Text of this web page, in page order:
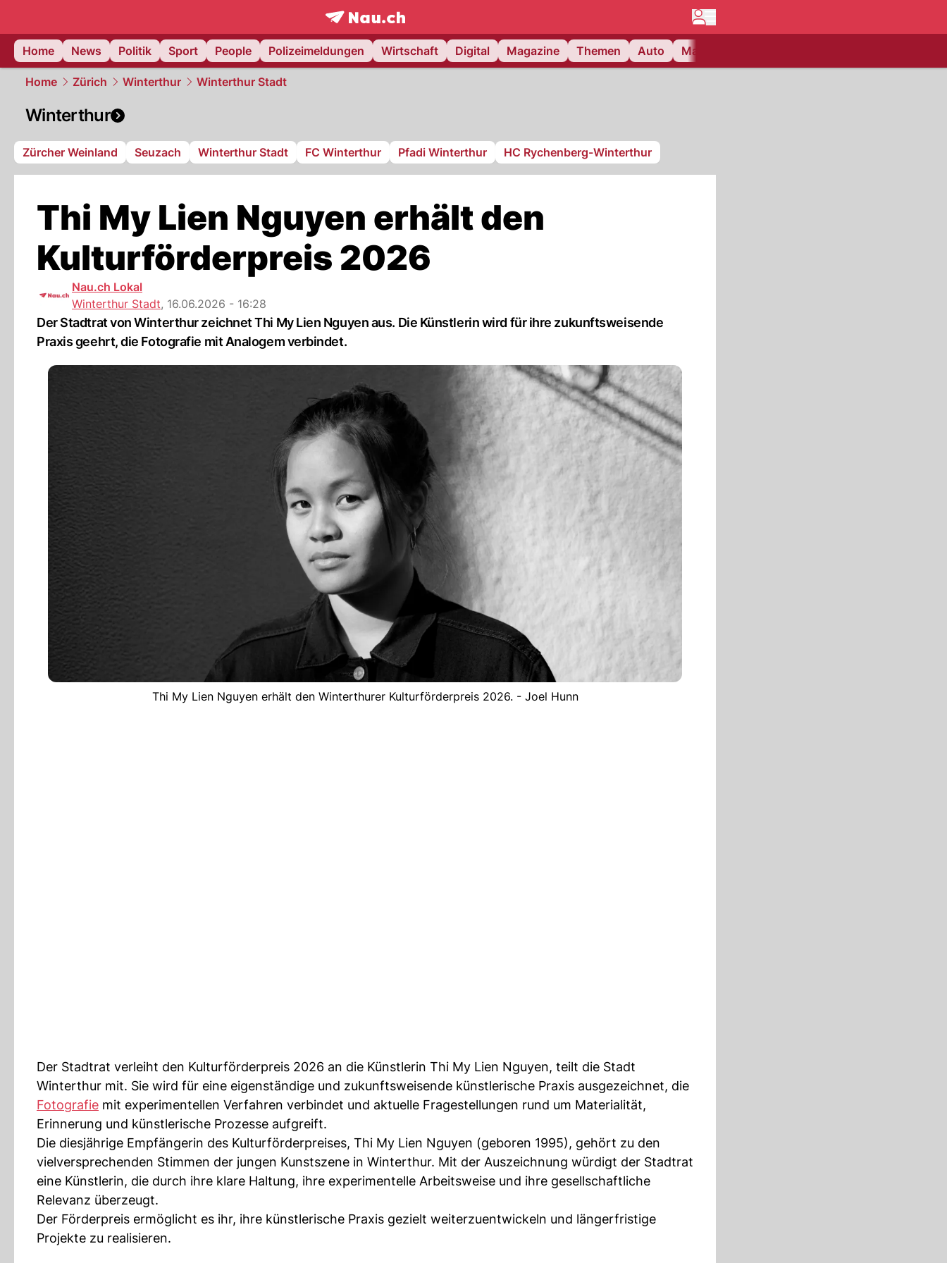
frontpage.NAU.ch
Home
News Politik Sport People Polizeimeldungen Wirtschaft Digital Magazine Themen Auto Matchcenter
Home Zürich Winterthur Winterthur Stadt
Winterthur
Zürcher Weinland Seuzach Winterthur Stadt FC Winterthur Pfadi Winterthur HC Rychenberg-Winterthur
Thi My Lien Nguyen erhält den
Kulturförderpreis 2026
Nau.ch Lokal
Winterthur Stadt, 16.06.2026 - 16:28
Der Stadtrat von Winterthur zeichnet Thi My Lien Nguyen aus. Die Künstlerin wird für ihre zukunftsweisende
Praxis geehrt, die Fotografie mit Analogem verbindet.
Thi My Lien Nguyen erhält den Winterthurer Kulturförderpreis 2026. - Joel Hunn
Der Stadtrat verleiht den Kulturförderpreis 2026 an die Künstlerin Thi My Lien Nguyen, teilt die Stadt
Winterthur mit. Sie wird für eine eigenständige und zukunftsweisende künstlerische Praxis ausgezeichnet, die
Fotografie mit experimentellen Verfahren verbindet und aktuelle Fragestellungen rund um Materialität,
Erinnerung und künstlerische Prozesse aufgreift.
Die diesjährige Empfängerin des Kulturförderpreises, Thi My Lien Nguyen (geboren 1995), gehört zu den
vielversprechenden Stimmen der jungen Kunstszene in Winterthur. Mit der Auszeichnung würdigt der Stadtrat
eine Künstlerin, die durch ihre klare Haltung, ihre experimentelle Arbeitsweise und ihre gesellschaftliche
Relevanz überzeugt.
Der Förderpreis ermöglicht es ihr, ihre künstlerische Praxis gezielt weiterzuentwickeln und längerfristige
Projekte zu realisieren.